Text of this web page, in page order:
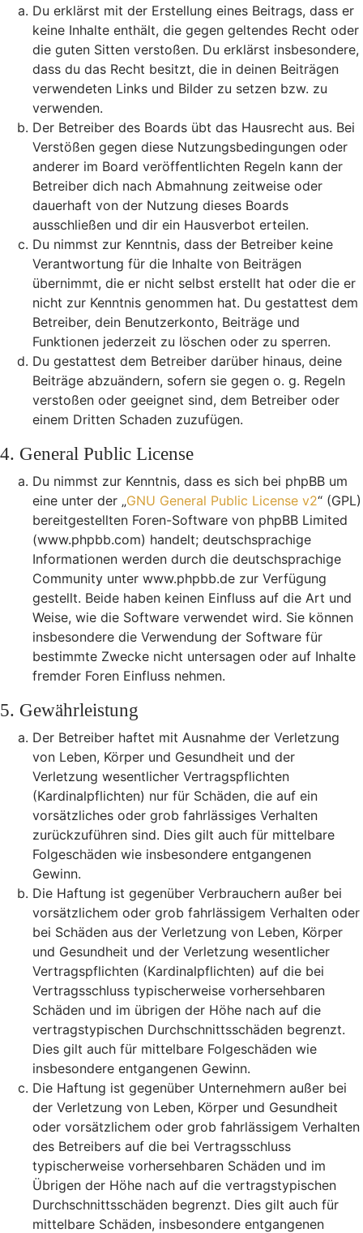
Du erklärst mit der Erstellung eines Beitrags, dass er
keine Inhalte enthält, die gegen geltendes Recht oder
die guten Sitten verstoßen. Du erklärst insbesondere,
dass du das Recht besitzt, die in deinen Beiträgen
verwendeten Links und Bilder zu setzen bzw. zu
verwenden.
Der Betreiber des Boards übt das Hausrecht aus. Bei
Verstößen gegen diese Nutzungsbedingungen oder
anderer im Board veröffentlichten Regeln kann der
Betreiber dich nach Abmahnung zeitweise oder
dauerhaft von der Nutzung dieses Boards
ausschließen und dir ein Hausverbot erteilen.
Du nimmst zur Kenntnis, dass der Betreiber keine
Verantwortung für die Inhalte von Beiträgen
übernimmt, die er nicht selbst erstellt hat oder die er
nicht zur Kenntnis genommen hat. Du gestattest dem
Betreiber, dein Benutzerkonto, Beiträge und
Funktionen jederzeit zu löschen oder zu sperren.
Du gestattest dem Betreiber darüber hinaus, deine
Beiträge abzuändern, sofern sie gegen o. g. Regeln
verstoßen oder geeignet sind, dem Betreiber oder
einem Dritten Schaden zuzufügen.
4. General Public License
Du nimmst zur Kenntnis, dass es sich bei phpBB um
eine unter der „GNU General Public License v2“ (GPL)
bereitgestellten Foren-Software von phpBB Limited
(www.phpbb.com) handelt; deutschsprachige
Informationen werden durch die deutschsprachige
Community unter www.phpbb.de zur Verfügung
gestellt. Beide haben keinen Einfluss auf die Art und
Weise, wie die Software verwendet wird. Sie können
insbesondere die Verwendung der Software für
bestimmte Zwecke nicht untersagen oder auf Inhalte
fremder Foren Einfluss nehmen.
5. Gewährleistung
Der Betreiber haftet mit Ausnahme der Verletzung
von Leben, Körper und Gesundheit und der
Verletzung wesentlicher Vertragspflichten
(Kardinalpflichten) nur für Schäden, die auf ein
vorsätzliches oder grob fahrlässiges Verhalten
zurückzuführen sind. Dies gilt auch für mittelbare
Folgeschäden wie insbesondere entgangenen
Gewinn.
Die Haftung ist gegenüber Verbrauchern außer bei
vorsätzlichem oder grob fahrlässigem Verhalten oder
bei Schäden aus der Verletzung von Leben, Körper
und Gesundheit und der Verletzung wesentlicher
Vertragspflichten (Kardinalpflichten) auf die bei
Vertragsschluss typischerweise vorhersehbaren
Schäden und im übrigen der Höhe nach auf die
vertragstypischen Durchschnittsschäden begrenzt.
Dies gilt auch für mittelbare Folgeschäden wie
insbesondere entgangenen Gewinn.
Die Haftung ist gegenüber Unternehmern außer bei
der Verletzung von Leben, Körper und Gesundheit
oder vorsätzlichem oder grob fahrlässigem Verhalten
des Betreibers auf die bei Vertragsschluss
typischerweise vorhersehbaren Schäden und im
Übrigen der Höhe nach auf die vertragstypischen
Durchschnittsschäden begrenzt. Dies gilt auch für
mittelbare Schäden, insbesondere entgangenen